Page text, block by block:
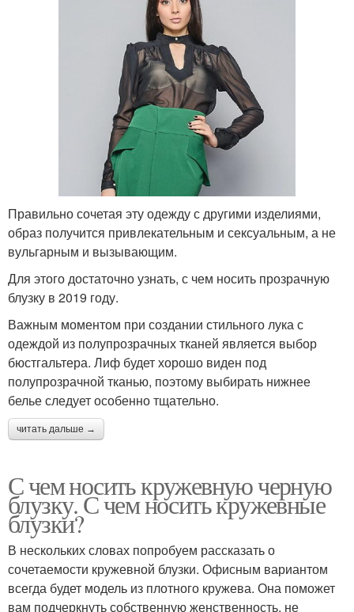
Правильно сочетая эту одежду с другими изделиями,
образ получится привлекательным и сексуальным, а не
вульгарным и вызывающим.
Для этого достаточно узнать, с чем носить прозрачную
блузку в 2019 году.
Важным моментом при создании стильного лука с
одеждой из полупрозрачных тканей является выбор
бюстгальтера. Лиф будет хорошо виден под
полупрозрачной тканью, поэтому выбирать нижнее
белье следует особенно тщательно.
читать дальше →
С чем носить кружевную черную
блузку. С чем носить кружевные
блузки?
В нескольких словах попробуем рассказать о
сочетаемости кружевной блузки. Офисным вариантом
всегда будет модель из плотного кружева. Она поможет
вам подчеркнуть собственную женственность, не